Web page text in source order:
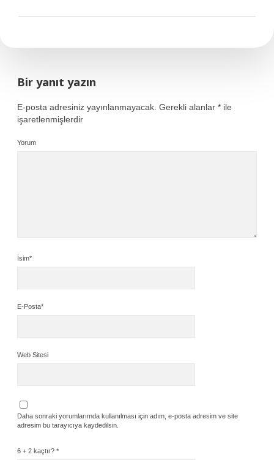
Bir yanıt yazın
E-posta adresiniz yayınlanmayacak. Gerekli alanlar * ile
işaretlenmişlerdir
Yorum
İsim*
E-Posta*
Web Sitesi
Daha sonraki yorumlarımda kullanılması için adım, e-posta adresim ve site
adresim bu tarayıcıya kaydedilsin.
6 + 2 kaçtır? *